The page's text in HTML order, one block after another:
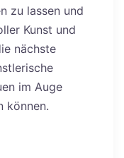
zu lassen und
Kunst und
nächste
im Auge
können.